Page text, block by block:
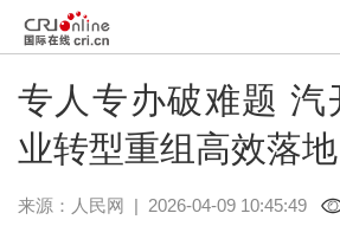
专人专办破难题 汽
业转型重组高效落地
来源： 人民网 | 2026-04-09 10:45:49